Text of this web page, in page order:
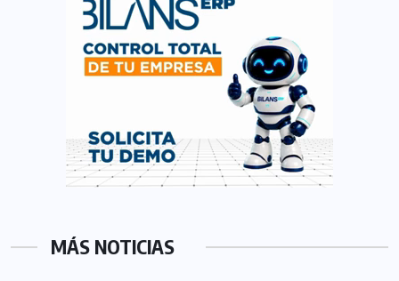
MÁS NOTICIAS